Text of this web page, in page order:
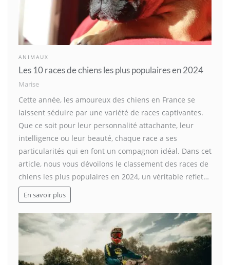
ANIMAUX
Les 10 races de chiens les plus populaires en 2024
Marise
Cette année, les amoureux des chiens en France se
laissent séduire par une variété de races captivantes.
Que ce soit pour leur personnalité attachante, leur
intelligence ou leur beauté, chaque race a ses
particularités qui en font un compagnon idéal. Dans cet
article, nous vous dévoilons le classement des races de
chiens les plus populaires en 2024, un véritable reflet…
En savoir plus